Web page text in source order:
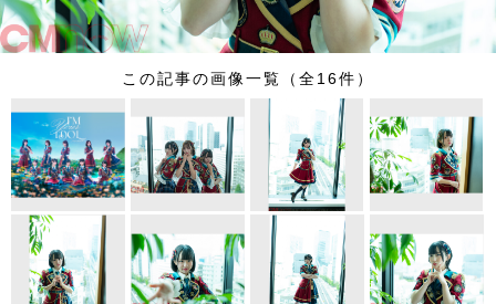
この記事の画像一覧（全16件）